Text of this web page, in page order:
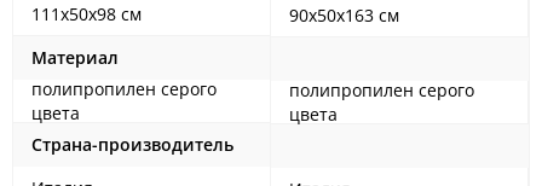
111х50х98 см
Материал
полипропилен серого
цвета
Страна-производитель
90х50х163 см
полипропилен серого
цвета